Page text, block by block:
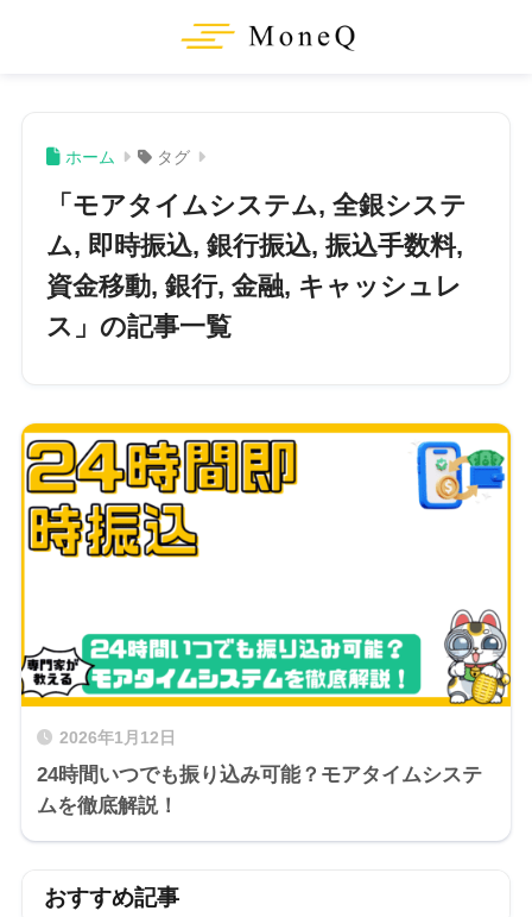
ホーム タグ
「モアタイムシステム, 全銀システ
ム, 即時振込, 銀行振込, 振込手数料,
資金移動, 銀行, 金融, キャッシュレ
ス」の記事一覧
2026年1月12日
24時間いつでも振り込み可能？モアタイムシステ
ムを徹底解説！
おすすめ記事